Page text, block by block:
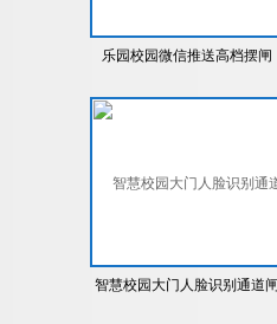
乐园校园微信推送高档摆闸
智慧校园大门人脸识别通道